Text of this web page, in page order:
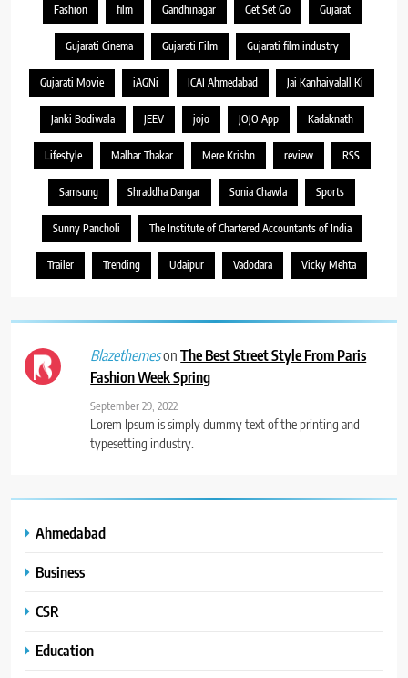
Fashion film Gandhinagar Get Set Go Gujarat
Gujarati Cinema Gujarati Film Gujarati film industry
Gujarati Movie iAGNi ICAI Ahmedabad Jai Kanhaiyalall Ki
Janki Bodiwala JEEV jojo JOJO App Kadaknath
Lifestyle Malhar Thakar Mere Krishn review RSS
Samsung Shraddha Dangar Sonia Chawla Sports
Sunny Pancholi The Institute of Chartered Accountants of India
Trailer Trending Udaipur Vadodara Vicky Mehta
BlazethemesonThe Best Street Style From Paris
Fashion Week Spring
September 29, 2022
Lorem Ipsum is simply dummy text of the printing and
typesetting industry.
Ahmedabad
Business
CSR
Education